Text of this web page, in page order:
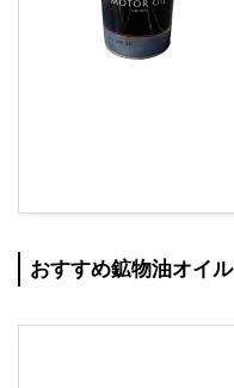
おすすめ鉱物油オイル